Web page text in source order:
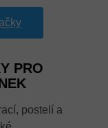
PRO
postelí a